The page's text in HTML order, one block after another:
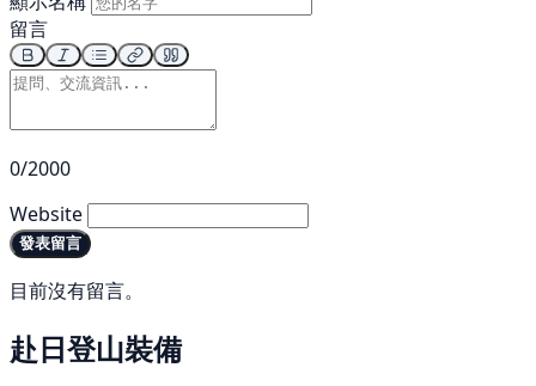
留言
0/2000
Website
發表留言
目前沒有留言。
赴日登山裝備